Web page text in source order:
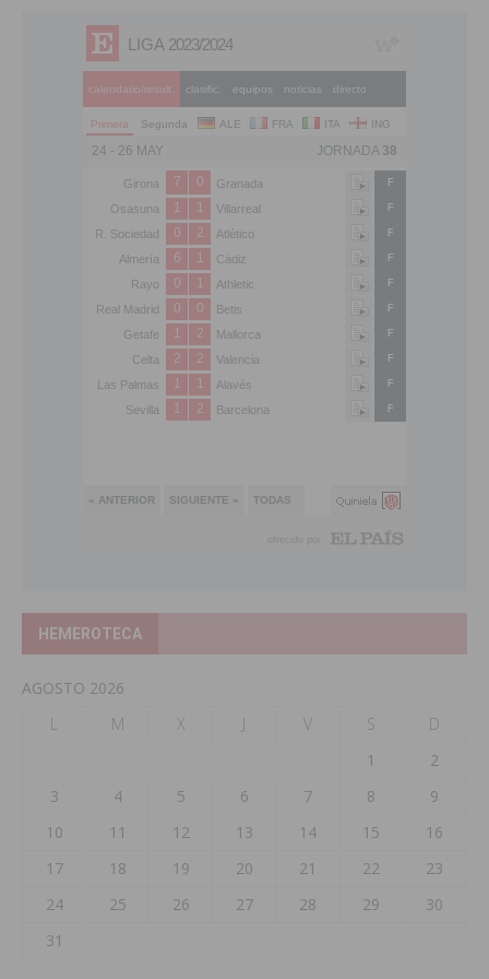
HEMEROTECA
AGOSTO 2026
L
M X J V S
D
1
2
3
4 5 6 7 8
9
10
11 12 13 14 15
16
17
18 19 20 21 22
23
24
25 26 27 28 29
30
31